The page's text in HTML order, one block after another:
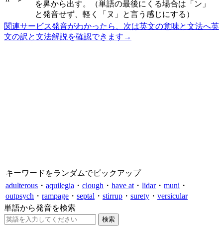
を鼻から出す。（単語の最後にくる場合は「ン」
と発音せず、軽く「ヌ」と言う感じにする）
関連サービス発音がわかったら、次は英文の意味と文法へ英
文の訳と文法解説を確認できます →
キーワードをランダムでピックアップ
adulterous ・ aquilegia ・ clough ・ have at ・ lidar・ muni ・
outpsych ・ rampage ・ septal ・ stirrup ・ surety ・ versicular
単語から発音を検索